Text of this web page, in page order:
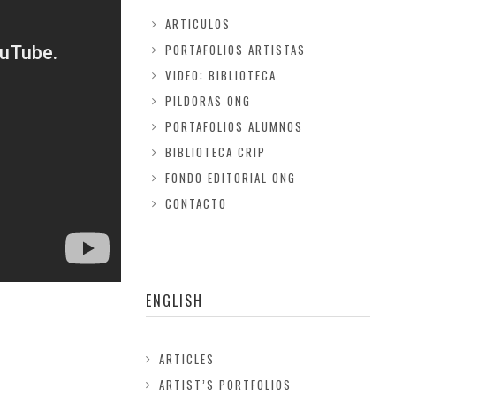
ARTICULOS
PORTAFOLIOS ARTISTAS
VIDEO: BIBLIOTECA
PILDORAS ONG
PORTAFOLIOS ALUMNOS
BIBLIOTECA CRIP
FONDO EDITORIAL ONG
CONTACTO
ENGLISH
ARTICLES
ARTIST’S PORTFOLIOS